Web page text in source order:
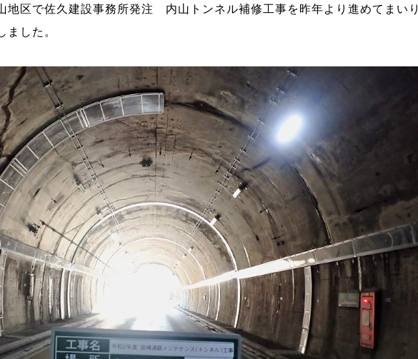
地区で佐久建設事務所発注 内山トンネル補修工事を昨年より進めてまいり
ました。